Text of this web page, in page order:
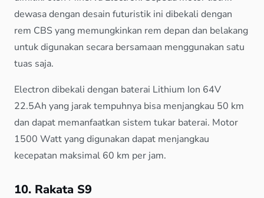
dewasa dengan desain futuristik ini dibekali dengan
rem CBS yang memungkinkan rem depan dan belakang
untuk digunakan secara bersamaan menggunakan satu
tuas saja.
Electron dibekali dengan baterai Lithium Ion 64V
22.5Ah yang jarak tempuhnya bisa menjangkau 50 km
dan dapat memanfaatkan sistem tukar baterai. Motor
1500 Watt yang digunakan dapat menjangkau
kecepatan maksimal 60 km per jam.
10. Rakata S9